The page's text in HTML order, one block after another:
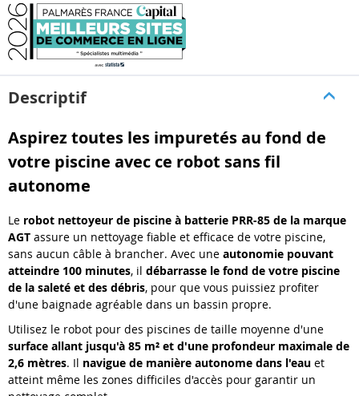
Descriptif
Aspirez toutes les impuretés au fond de
votre piscine avec ce robot sans fil
autonome
Le robot nettoyeur de piscine à batterie PRR-85 de la marque
AGT assure un nettoyage fiable et efficace de votre piscine,
sans aucun câble à brancher. Avec une autonomie pouvant
atteindre 100 minutes, il débarrasse le fond de votre piscine
de la saleté et des débris, pour que vous puissiez profiter
d'une baignade agréable dans un bassin propre.
Utilisez le robot pour des piscines de taille moyenne d'une
surface allant jusqu'à 85 m² et d'une profondeur maximale de
2,6 mètres. Il navigue de manière autonome dans l'eau et
atteint même les zones difficiles d'accès pour garantir un